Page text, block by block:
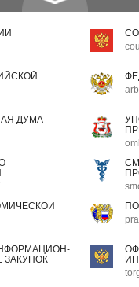
ДУМА
ЗАКУПОК